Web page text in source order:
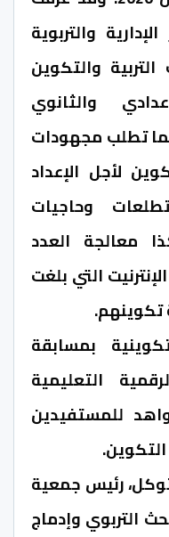
والتربوية
والتكوين
والثانوي
تطلب مجهودات
لأجل الإعداد
وحاجيات
معالجة العدد
التي بلغت
بمسابقة
التعليمية
للمستفيدين
رئيس جمعية
التربوي وإدماج